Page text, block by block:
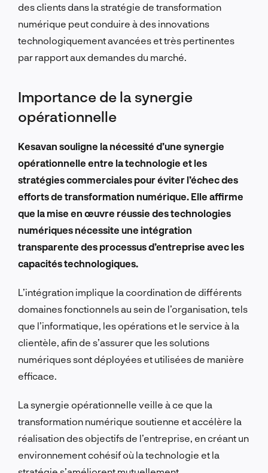
des clients dans la stratégie de transformation
numérique peut conduire à des innovations
technologiquement avancées et très pertinentes
par rapport aux demandes du marché.
Importance de la synergie
opérationnelle
Kesavan souligne la nécessité d’une synergie
opérationnelle entre la technologie et les
stratégies commerciales pour éviter l’échec des
efforts de transformation numérique. Elle affirme
que la mise en œuvre réussie des technologies
numériques nécessite une intégration
transparente des processus d’entreprise avec les
capacités technologiques.
L’intégration implique la coordination de différents
domaines fonctionnels au sein de l’organisation, tels
que l’informatique, les opérations et le service à la
clientèle, afin de s’assurer que les solutions
numériques sont déployées et utilisées de manière
efficace.
La synergie opérationnelle veille à ce que la
transformation numérique soutienne et accélère la
réalisation des objectifs de l’entreprise, en créant un
environnement cohésif où la technologie et la